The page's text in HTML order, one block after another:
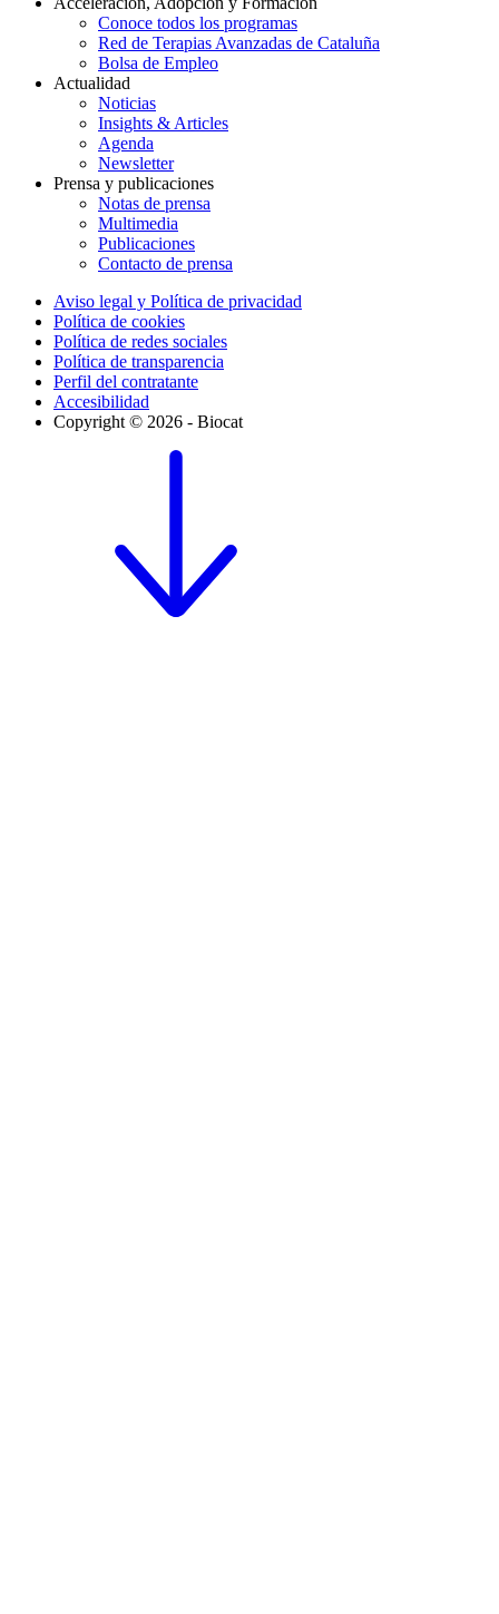
Conoce todos los programas
Red de Terapias Avanzadas de Cataluña
Bolsa de Empleo
Actualidad
Noticias
Insights & Articles
Agenda
Newsletter
Prensa y publicaciones
Notas de prensa
Multimedia
Publicaciones
Contacto de prensa
Aviso legal y Política de privacidad
Política de cookies
Política de redes sociales
Política de transparencia
Perfil del contratante
Accesibilidad
Copyright © 2026 - Biocat